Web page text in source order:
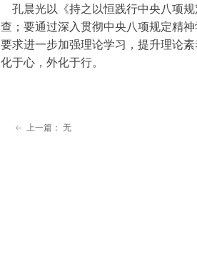
孔晨光以《持之以恒践行中央八项规
查；要通过深入贯彻中央八项规定精
要求进一步加强理论学习，提升理论
化于心，外化于行。
ꂃ 上一篇： 无